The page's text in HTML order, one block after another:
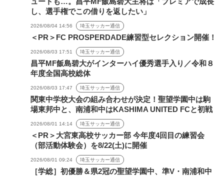
し、選手権でこの借りを返したい」
2026/08/04 14:56 埼玉サッカー通信
＜PR＞FC PROSPERDADE練習型セレクション開催！
2026/08/03 17:51 埼玉サッカー通信
昌平MF飯島碧大がインターハイ優秀選手入り／令和８
年度全国高校総体
2026/08/03 17:47 埼玉サッカー通信
関東中学校大会の組み合わせが決定！聖望学園中は駒
場東邦中と、南浦和中はKASHIMA UNITED FCと初戦
2026/08/01 14:14 埼玉サッカー通信
＜PR＞大宮東高校サッカー部 今年度4回目の練習会
（部活動体験会）を8/22(土)に開催
2026/08/01 09:24 埼玉サッカー通信
［学総］初優勝＆県2冠の聖望学園中、準V・南浦和中